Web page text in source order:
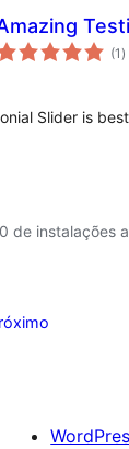
(1de
)
Slider is
de instalações